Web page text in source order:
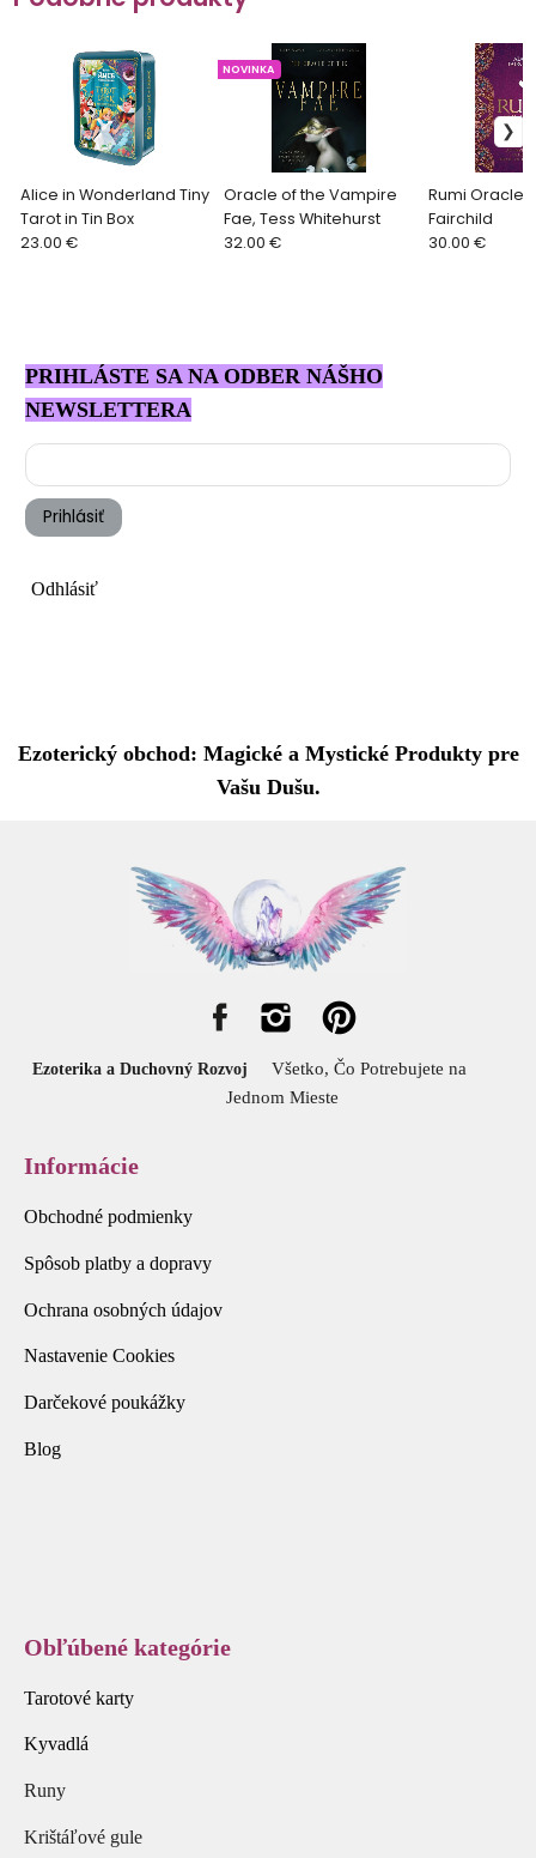
Alice in Wonderland Tiny
Tarot in Tin Box
23.00 €
Oracle of the Vampire
Fae, Tess Whitehurst
NOVINKA
32.00 €
Rumi Oracle,
Fairchild
30.00 €
PRIHLÁSTE SA NA ODBER NÁŠHO
NEWSLETTERA
Prihlásiť
Odhlásiť
Ezoterický obchod: Magické a Mystické Produkty pre
Vašu Dušu.
Ezoterika a Duchovný Rozvoj
Všetko, Čo Potrebujete na
Jednom Mieste
Informácie
Obchodné podmienky
Spôsob platby a dopravy
Ochrana osobných údajov
Nastavenie Cookies
Darčekové poukážky
Blog
Obľúbené kategórie
Tarotové karty
Kyvadlá
Runy
Krištáľové gule